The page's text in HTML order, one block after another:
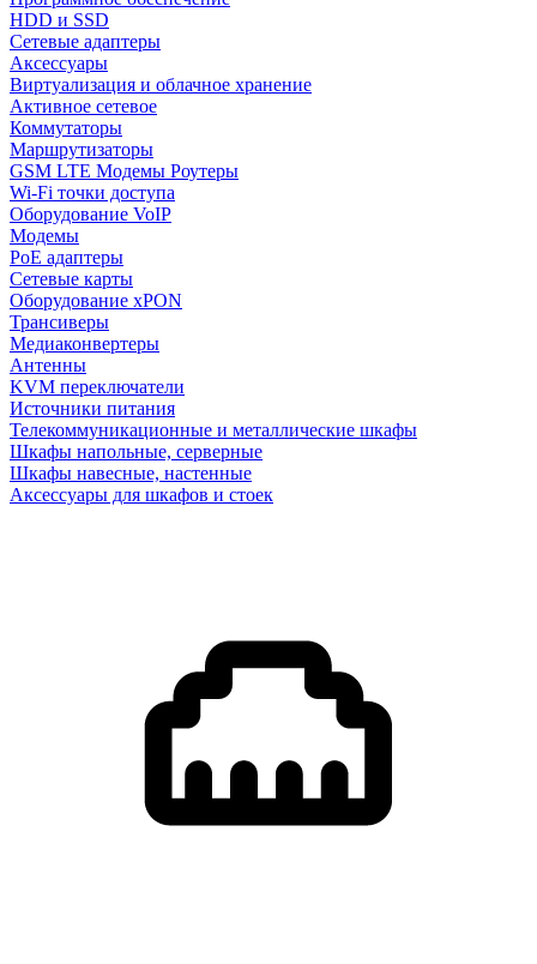
HDD и SSD
Сетевые адаптеры
Аксессуары
Виртуализация и облачное хранение
Активное сетевое
Коммутаторы
Маршрутизаторы
GSM LTE Модемы Роутеры
Wi-Fi точки доступа
Оборудование VoIP
Модемы
PoE адаптеры
Сетевые карты
Оборудование xPON
Трансиверы
Медиаконвертеры
Антенны
KVM переключатели
Источники питания
Телекоммуникационные и металлические шкафы
Шкафы напольные, серверные
Шкафы навесные, настенные
Аксессуары для шкафов и стоек